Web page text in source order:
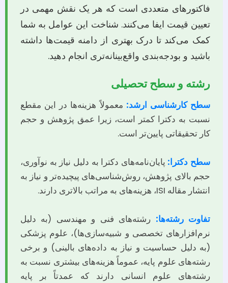
فاکتورهای متعددی است که هر یک نقش مهمی در
تعیین قیمت ایفا می‌کنند. شناخت این عوامل به شما
کمک می‌کند تا درک بهتری از دامنه قیمت‌ها داشته
باشید و بودجه‌بندی واقع‌بینانه‌تری انجام دهید.
رشته و سطح تحصیلی
سطح کارشناسی ارشد: معمولاً هزینه‌ها در این مقطع
نسبت به دکترا کمتر است، زیرا عمق پژوهش و حجم
کار تحقیقاتی پایین‌تر است.
سطح دکترا: پایان‌نامه‌های دکترا به دلیل نیاز به نوآوری،
حجم بالای پژوهش، روش‌شناسی‌های پیچیده‌تر و نیاز به
انتشار مقاله ISI، هزینه‌های به مراتب بالاتری دارند.
تفاوت رشته‌ها: رشته‌های فنی و مهندسی (به دلیل
نرم‌افزارهای تخصصی و شبیه‌سازی‌ها)، علوم پزشکی
(به دلیل حساسیت و نیاز به داده‌های بالینی) و برخی
رشته‌های علوم پایه، عموماً هزینه‌های بیشتری نسبت به
رشته‌های علوم انسانی دارند که عمدتاً بر پایه